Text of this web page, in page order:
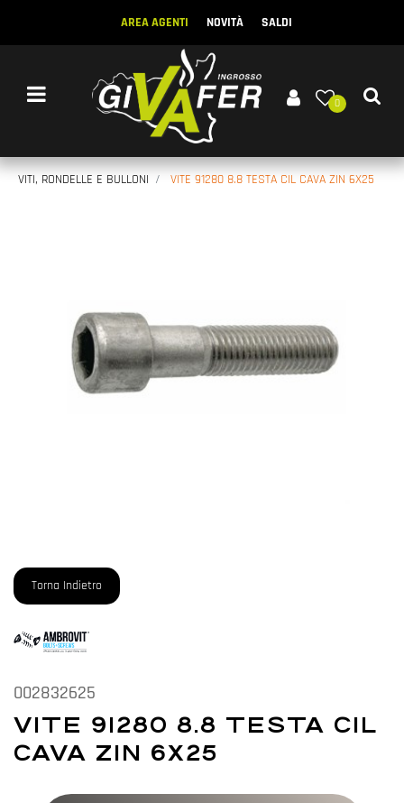
AREA AGENTI NOVITÀ SALDI
Open menu
0
VITI, RONDELLE E BULLONI VITE 91280 8.8 TESTA CIL CAVA ZIN 6X25
Torna Indietro
002832625
VITE 91280 8.8 TESTA CIL
CAVA ZIN 6X25